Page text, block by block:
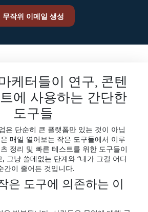
무작위 이메일 생성
케터들이 연구, 콘텐
에 사용하는 간단한
도구들
은 단순히 큰 플랫폼만 있는 것이 아닙
매일 열어보는 작은 도구들에서 이루
정리 및 빠른 테스트를 위한 도구들이
그냥 쓸데없는 단계와 “내가 그걸 어디
간이 줄어든 것입니다.
은 도구에 의존하는 이